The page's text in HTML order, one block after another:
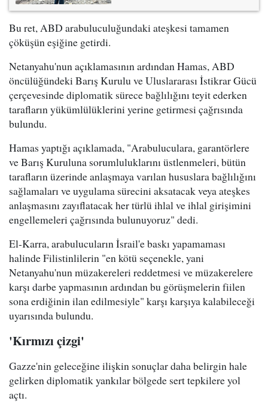
Bu ret, ABD arabuluculuğundaki ateşkesi tamamen
çöküşün eşiğine getirdi.
Netanyahu'nun açıklamasının ardından Hamas, ABD
öncülüğündeki Barış Kurulu ve Uluslararası İstikrar Gücü
çerçevesinde diplomatik sürece bağlılığını teyit ederken
tarafların yükümlülüklerini yerine getirmesi çağrısında
bulundu.
Hamas yaptığı açıklamada, "Arabuluculara, garantörlere
ve Barış Kuruluna sorumluluklarını üstlenmeleri, bütün
tarafların üzerinde anlaşmaya varılan hususlara bağlılığını
sağlamaları ve uygulama sürecini aksatacak veya ateşkes
anlaşmasını zayıflatacak her türlü ihlal ve ihlal girişimini
engellemeleri çağrısında bulunuyoruz" dedi.
El-Karra, arabulucuların İsrail'e baskı yapamaması
halinde Filistinlilerin "en kötü seçenekle, yani
Netanyahu'nun müzakereleri reddetmesi ve müzakerelere
karşı darbe yapmasının ardından bu görüşmelerin fiilen
sona erdiğinin ilan edilmesiyle" karşı karşıya kalabileceği
uyarısında bulundu.
'Kırmızı çizgi'
Gazze'nin geleceğine ilişkin sonuçlar daha belirgin hale
gelirken diplomatik yankılar bölgede sert tepkilere yol
açtı.